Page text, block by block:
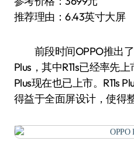
推荐理由：6.43英寸大屏
前段时间OPPO推出了
Plus，其中R11s已经率先
Plus现在也已上市。R11s
得益于全面屏设计，使得